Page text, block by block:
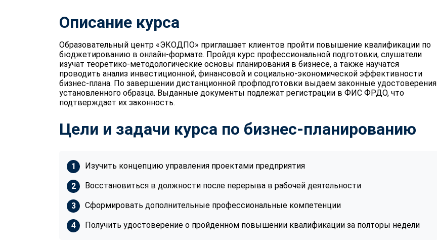
Описание курса
Образовательный центр «ЭКОДПО» приглашает клиентов пройти повышение квалификации по
бюджетированию в онлайн-формате. Пройдя курс профессиональной подготовки, слушатели
изучат теоретико-методологические основы планирования в бизнесе, а также научатся
проводить анализ инвестиционной, финансовой и социально-экономической эффективности
бизнес-плана. По завершении дистанционной профподготовки выдаем законные удостоверения
установленного образца. Выданные документы подлежат регистрации в ФИС ФРДО, что
подтверждает их законность.
Цели и задачи курса по бизнес-планированию
Изучить концепцию управления проектами предприятия
Восстановиться в должности после перерыва в рабочей деятельности
Сформировать дополнительные профессиональные компетенции
Получить удостоверение о пройденном повышении квалификации за полторы недели